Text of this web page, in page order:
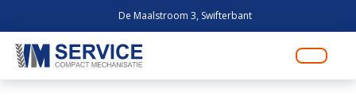
De Maalstroom 3, Swifterbant